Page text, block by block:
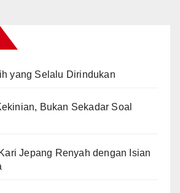
yang Selalu Dirindukan
Bukan Sekadar Soal
Jepang Renyah dengan Isian